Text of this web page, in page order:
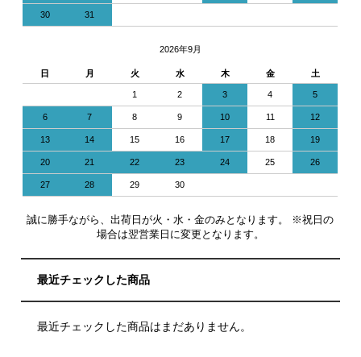
30 31
2026年9月
日 月 火 水 木 金 土
1 2 3 4 5
6 7 8 9 10 11 12
13 14 15 16 17 18 19
20 21 22 23 24 25 26
27 28 29 30
誠に勝手ながら、出荷日が火・水・金のみとなります。 ※祝日の
場合は翌営業日に変更となります。
最近チェックした商品
最近チェックした商品はまだありません。